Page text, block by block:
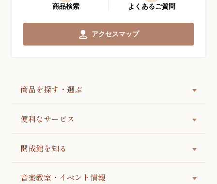
商品検索 よくあるご質問
アクセスマップ
商品を探す・選ぶ
便利なサービス
開成館を知る
音楽教室・イベント情報